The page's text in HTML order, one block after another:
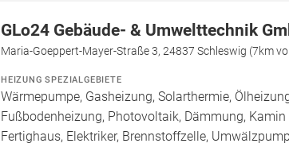
GLo24 Gebäude- & Umwelttechnik
Maria-Goeppert-Mayer-Straße 3, 24837 Schleswig (7km
HEIZUNG SPEZIALGEBIETE
Wärmepumpe, Gasheizung, Solarthermie,
Fußbodenheizung, Photovoltaik, Dämmung,
Fertighaus, Elektriker, Brennstoffzelle,